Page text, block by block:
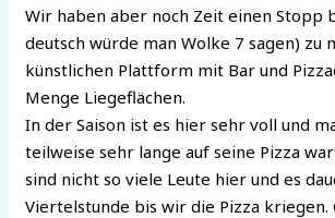
Wir haben aber noch Zeit einen Stopp
deutsch würde man Wolke 7 sagen) zu
künstlichen Plattform mit Bar und
Menge Liegeflächen.
In der Saison ist es hier sehr voll und
teilweise sehr lange auf seine Pizza
sind nicht so viele Leute hier und es
Viertelstunde bis wir die Pizza kriegen.